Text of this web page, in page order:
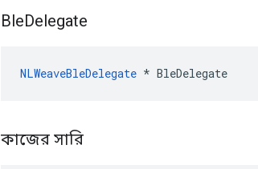
BleDelegate
NLWeaveBleDelegate * BleDelegate
কাজের সারি